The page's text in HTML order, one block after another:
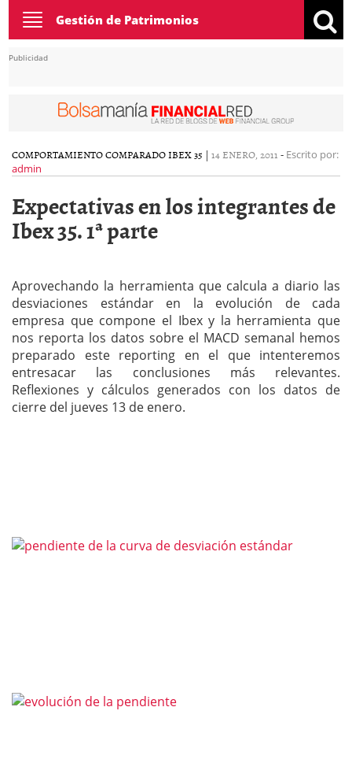
Toggle
navigation
Gestión de Patrimonios
Publicidad
COMPORTAMIENTO COMPARADO IBEX 35 | 14 ENERO, 2011 - Escrito por:
admin
Expectativas en los integrantes de
Ibex 35. 1ª parte
Aprovechando la herramienta que calcula a diario las
desviaciones estándar en la evolución de cada
empresa que compone el Ibex y la herramienta que
nos reporta los datos sobre el MACD semanal hemos
preparado este reporting en el que intenteremos
entresacar las conclusiones más relevantes.
Reflexiones y cálculos generados con los datos de
cierre del jueves 13 de enero.